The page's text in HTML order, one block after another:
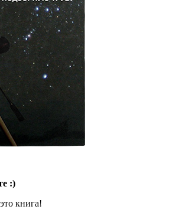
:)
книга!